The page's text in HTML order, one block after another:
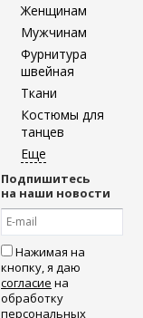
Женщинам
Мужчинам
Фурнитура
швейная
Ткани
Костюмы для
танцев
Подпишитесь
на наши новости
Нажимая на
кнопку, я даю
согласие на
обработку
персональных